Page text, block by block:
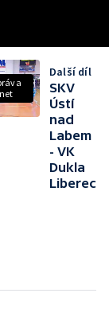
Další díl
SKV
Ústí
nad
Labem
- VK
Dukla
Liberec